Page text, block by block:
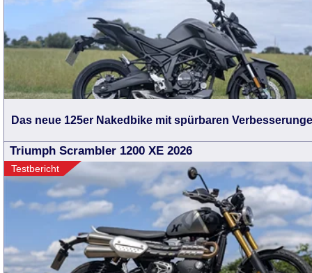
Das neue 125er Nakedbike mit spürbaren
Triumph Scrambler 1200 XE 2026
Testbericht